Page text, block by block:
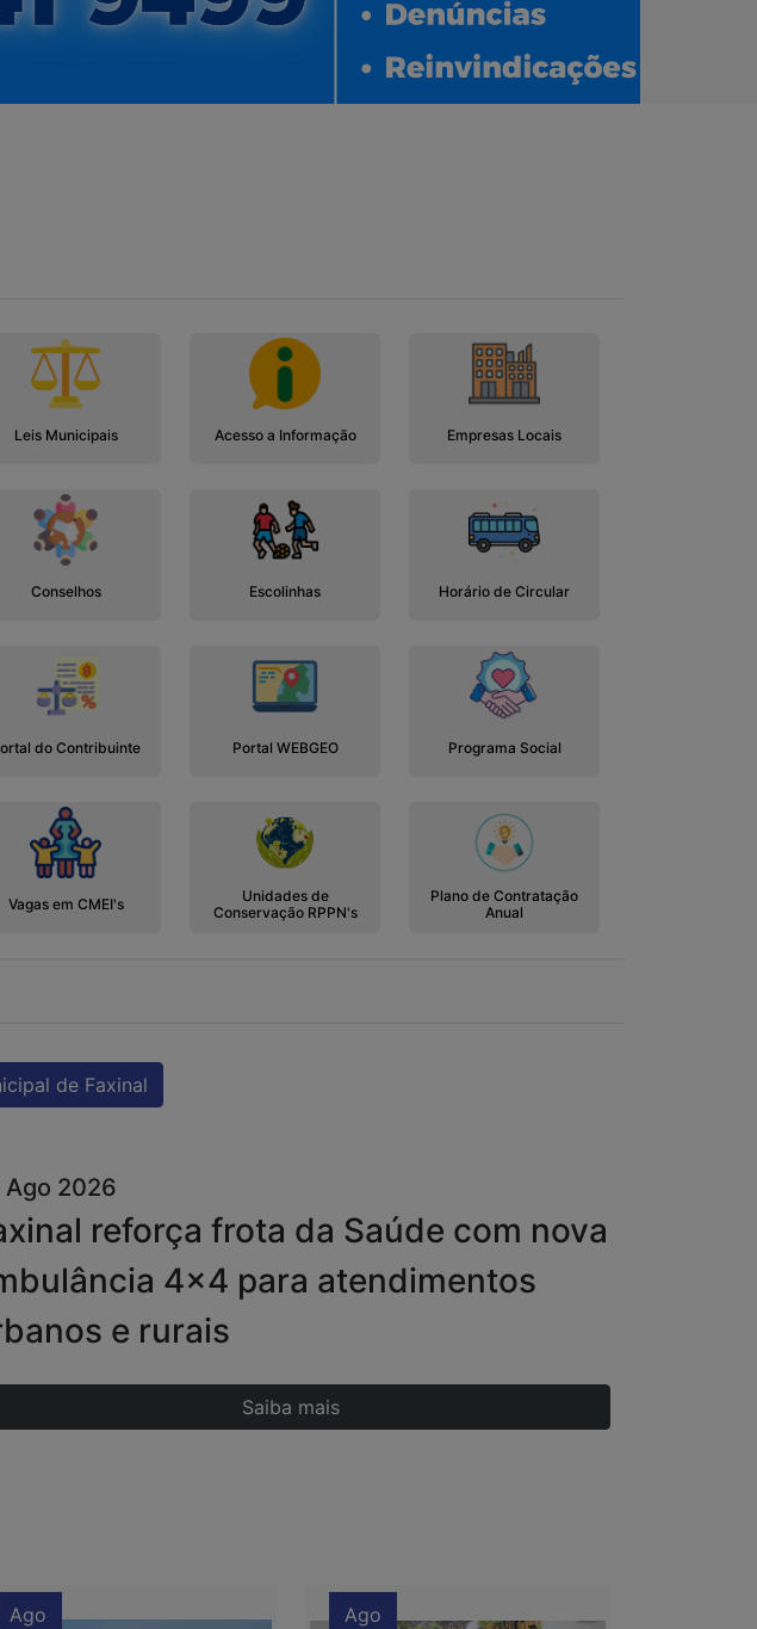
Leis Municipais Acesso a Informação Empresas Locais
Conselhos Escolinhas Horário de Circular
do Contribuinte Portal WEBGEO Programa Social
Vagas em CMEI's
Unidades de
Conservação RPPN's
Plano de Contratação
Anual
de Faxinal
Ago 2026
reforça frota da Saúde com nova
4x4 para atendimentos
e rurais
Saiba mais
Ago Ago